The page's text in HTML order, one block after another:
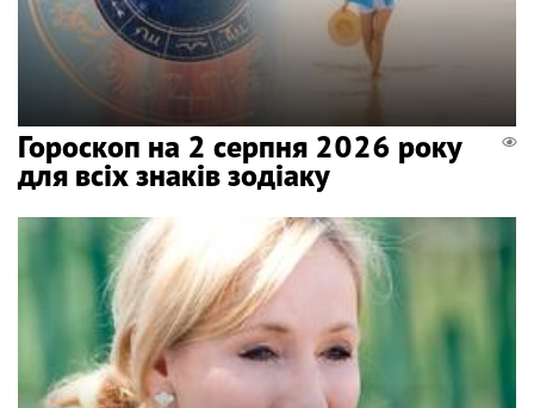
Гороскоп на 2 серпня 2026 року
для всіх знаків зодіаку